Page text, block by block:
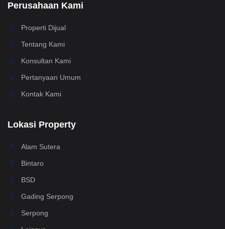
Perusahaan Kami
Properti Dijual
Tentang Kami
Konsultan Kami
Pertanyaan Umum
Kontak Kami
Lokasi Property
Alam Sutera
Bintaro
BSD
Gading Serpong
Serpong